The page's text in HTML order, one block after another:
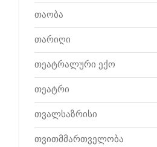
თაობა
თარიღი
თეატრალური ექო
თეატრი
თვალსაზრისი
თვითმმართველობა